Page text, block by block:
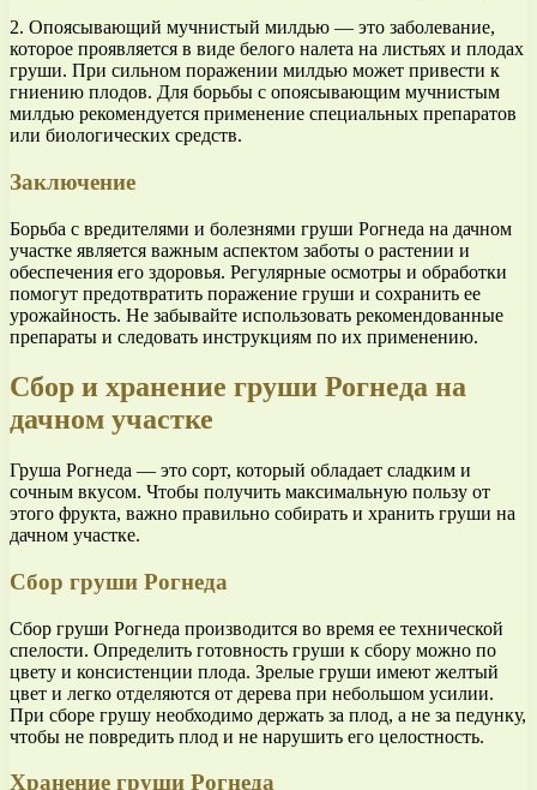
2. Опоясывающий мучнистый милдью — это заболевание,
которое проявляется в виде белого налета на листьях и плодах
груши. При сильном поражении милдью может привести к
гниению плодов. Для борьбы с опоясывающим мучнистым
милдью рекомендуется применение специальных препаратов
или биологических средств.
Заключение
Борьба с вредителями и болезнями груши Рогнеда на дачном
участке является важным аспектом заботы о растении и
обеспечения его здоровья. Регулярные осмотры и обработки
помогут предотвратить поражение груши и сохранить ее
урожайность. Не забывайте использовать рекомендованные
препараты и следовать инструкциям по их применению.
Сбор и хранение груши Рогнеда на
дачном участке
Груша Рогнеда — это сорт, который обладает сладким и
сочным вкусом. Чтобы получить максимальную пользу от
этого фрукта, важно правильно собирать и хранить груши на
дачном участке.
Сбор груши Рогнеда
Сбор груши Рогнеда производится во время ее технической
спелости. Определить готовность груши к сбору можно по
цвету и консистенции плода. Зрелые груши имеют желтый
цвет и легко отделяются от дерева при небольшом усилии.
При сборе грушу необходимо держать за плод, а не за педунку,
чтобы не повредить плод и не нарушить его целостность.
Хранение груши Рогнеда